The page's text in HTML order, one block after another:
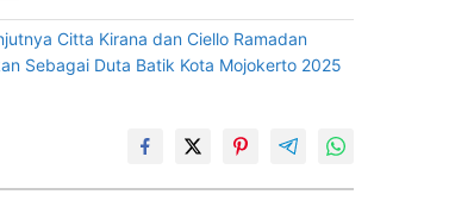
Citta Kirana dan Ciello Ramadan
Sebagai Duta Batik Kota Mojokerto 2025